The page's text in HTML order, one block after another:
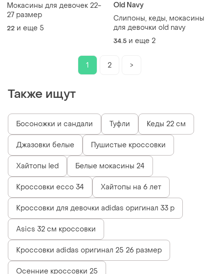
Мокасины для девочек 22-
27 размер
22 и еще 5
Old Navy
Слипоны, кеды, мокасины
для девочки old navy
34.5 и еще 2
1 2 >
Также ищут
Босоножки и сандали Туфли Кеды 22 см
Джазовки белые Пушистые кроссовки
Хайтопы led Белые мокасины 24
Кроссовки ecco 34 Хайтопы на 6 лет
Кроссовки для девочки adidas оригинал 33 р
Asics 32 см кроссовки
Кроссовки adidas оригинал 25 26 размер
Осенние кроссовки 25